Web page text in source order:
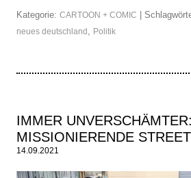
Kategorie: CARTOON + COMIC |
neues deutschland , Politik
IMMER UNVERSCHÄMTER:
MISSIONIERENDE
14.09.2021